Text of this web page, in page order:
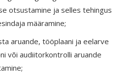
otsustamine ja selles tehingus
määramine;
aruande, tööplaani ja eelarve
või audiitorkontrolli aruande